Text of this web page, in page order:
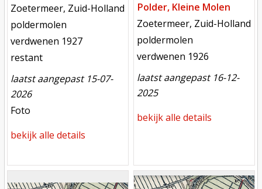
locatie
Zoetermeer, Zuid-Holland
functie
poldermolen
verdwenen
verdwenen 1927
toestand
restant
laatst aangepast 15-07-
2026
meest recente aanpassing
Foto
bekijk alle details
Polder, Kleine Molen
locatie
Zoetermeer, Zuid-Holland
functie
poldermolen
verdwenen
verdwenen 1926
laatst aangepast 16-12-
2025
bekijk alle details
Mill